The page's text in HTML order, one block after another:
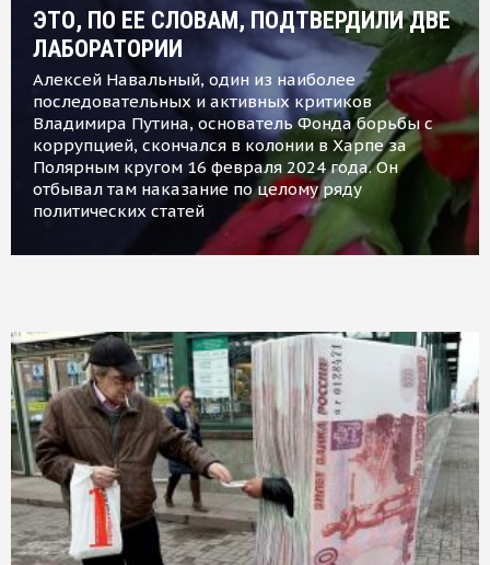
ЭТО, ПО ЕЕ СЛОВАМ, ПОДТВЕРДИЛИ ДВЕ
ЛАБОРАТОРИИ
Алексей Навальный, один из наиболее
последовательных и активных критиков
Владимира Путина, основатель Фонда борьбы с
коррупцией, скончался в колонии в Харпе за
Полярным кругом 16 февраля 2024 года. Он
отбывал там наказание по целому ряду
политических статей